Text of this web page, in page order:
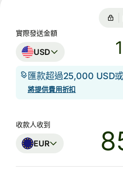
實際發送金額
USD
匯款超過25,000 USD
將提供費用折扣
收款人收到
EUR